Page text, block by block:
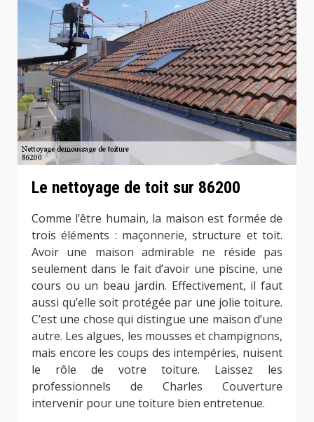
Le nettoyage de toit sur 86200
Comme l’être humain, la maison est formée de
trois éléments : maçonnerie, structure et toit.
Avoir une maison admirable ne réside pas
seulement dans le fait d’avoir une piscine, une
cours ou un beau jardin. Effectivement, il faut
aussi qu’elle soit protégée par une jolie toiture.
C’est une chose qui distingue une maison d’une
autre. Les algues, les mousses et champignons,
mais encore les coups des intempéries, nuisent
le rôle de votre toiture. Laissez les
professionnels de Charles Couverture
intervenir pour une toiture bien entretenue.